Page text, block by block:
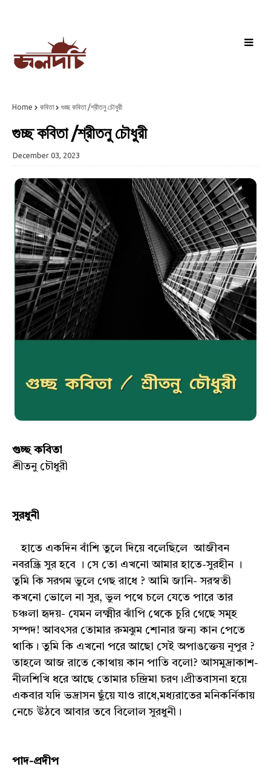
Home কবিতা গুচ্ছ কবিতা /শ্রীতনু চৌধুরী
গুচ্ছ কবিতা /শ্রীতনু চৌধুরী
December 03, 2023
গুচ্ছ কবিতা
শ্রীতনু চৌধুরী
সুরধুনী
হাতে একদিন বাঁশি তুলে দিয়ে বলেছিলে আজীবন
নবরন্ধ্রি সুর হবে । সে তো এখনো আমার হাতে-সুরহীন ।
তুমি কি সরগম ভুলে গেছ রাধে ? আমি জানি- সরস্বতী
কখনো ভোলে না সুর, ভুল পথে চলে যেতে পারে তার
চঞ্চলা হৃদয়- যেমন লক্ষ্মীর ঝাঁপি থেকে চুরি গেছে সমূহ
সম্পদ! আবৎসর তোমার রুমঝুম শোনার জন্য কান পেতে
থাকি। তুমি কি এখনো পরে আছো সেই অপাঙক্তেয় নূপুর ?
তাহলে আজ রাতে কোথায় কান পাতি বলো? আসমুদ্রাকাশ-
নীলশিখি ধরে আছে তোমার চন্দ্রিমা চরণ।প্রীতবাসনা হয়ে
একবার যদি ভদ্রাসন ছুঁয়ে যাও রাধে,মধ্যরাতের মনিকর্নিকায়
নেচে উঠবে আবার তবে বিলোল সুরধুনী।
পাদ-প্রদীপ